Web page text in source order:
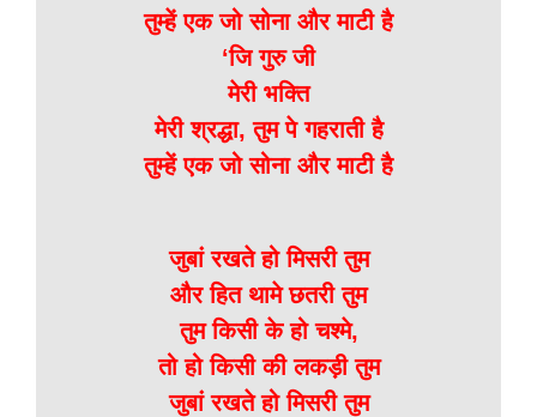
तुम्हें एक जो सोना और माटी है
‘जि गुरु जी
मेरी भक्ति
मेरी श्रद्धा, तुम पे गहराती है
तुम्हें एक जो सोना और माटी है
जुबां रखते हो मिसरी तुम
और हित थामे छतरी तुम
तुम किसी के हो चश्मे,
तो हो किसी की लकड़ी तुम
जुबां रखते हो मिसरी तुम